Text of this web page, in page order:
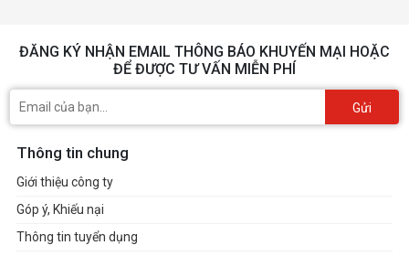
ĐĂNG KÝ NHẬN EMAIL THÔNG BÁO KHUYẾN MẠI HOẶC
ĐỂ ĐƯỢC TƯ VẤN MIỄN PHÍ
Gửi
Thông tin chung
Giới thiệu công ty
Góp ý, Khiếu nại
Thông tin tuyển dụng